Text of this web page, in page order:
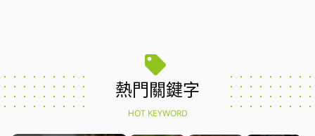
熱門關鍵字
HOT KEYWORD